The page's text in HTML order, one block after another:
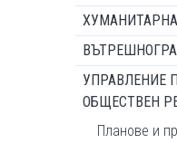
УПРАВЛЕНИЕ
ОБЩЕСТВЕН
Планове и